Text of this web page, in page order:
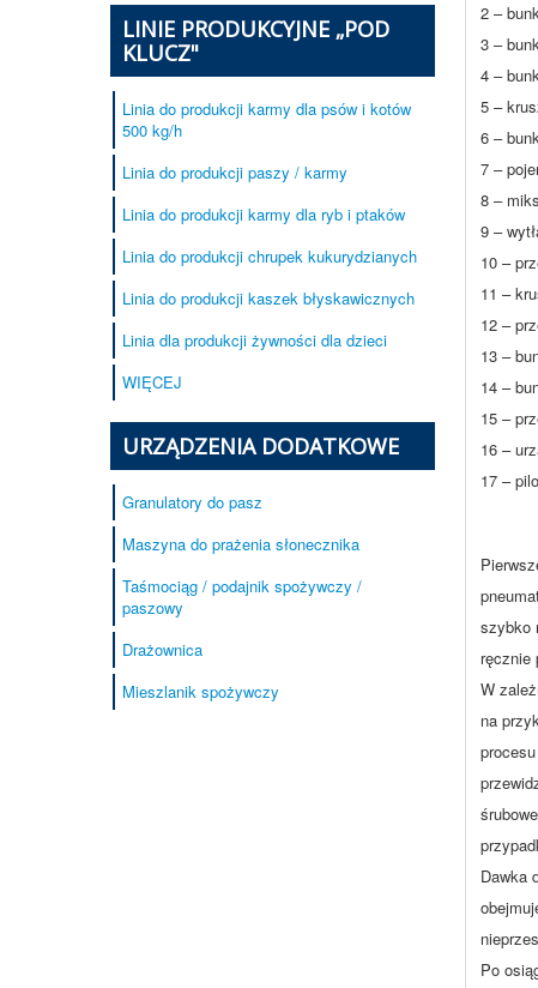
LINIE PRODUKCYJNE „POD
KLUCZ"
Linia do produkcji karmy dla psów i kotów
500 kg/h
Linia do produkcji paszy / karmy
Linia do produkcji karmy dla ryb i ptaków
Linia do produkcji chrupek kukurydzianych
Linia do produkcji kaszek błyskawicznych
Linia dla produkcji żywności dla dzieci
WIĘCEJ
URZĄDZENIA DODATKOWE
Granulatory do pasz
Maszyna do prażenia słonecznika
Taśmociąg / podajnik spożywczy /
paszowy
Drażownica
Mieszlanik spożywczy
2 –
3 –
4 –
5 –
6 –
7 –
8 –
9 –
10 –
11 –
12 –
13 –
14 –
15 –
16 –
17 –
szybko
ręcznie
W
na
Dawka
Po